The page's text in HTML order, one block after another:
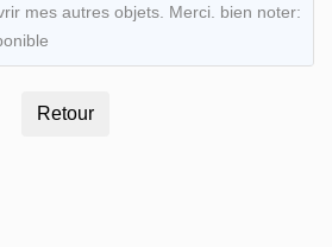
mes autres objets. Merci. bien noter: